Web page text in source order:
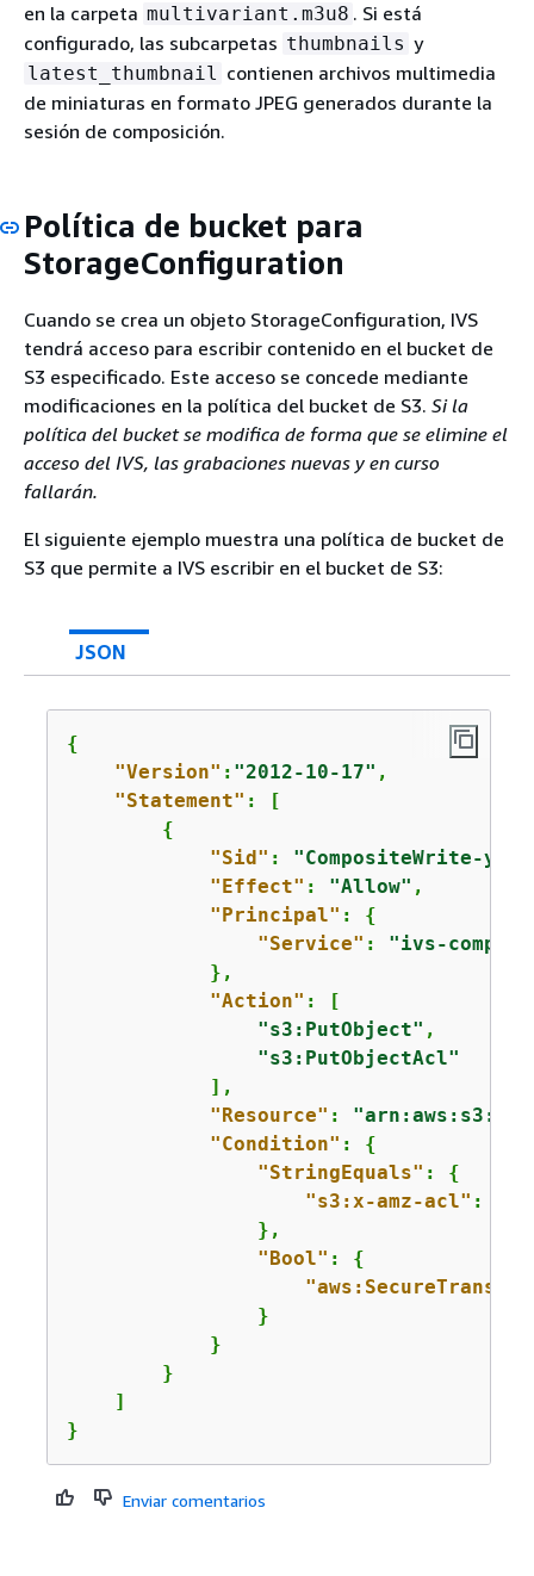
en la carpeta multivariant.m3u8 . Si está
configurado, las subcarpetas thumbnails y
latest_thumbnail contienen archivos multimedia
de miniaturas en formato JPEG generados durante la
sesión de composición.
Política de bucket para
StorageConfiguration
Cuando se crea un objeto StorageConfiguration, IVS
tendrá acceso para escribir contenido en el bucket de
S3 especificado. Este acceso se concede mediante
modificaciones en la política del bucket de S3. Si la
política del bucket se modifica de forma que se elimine el
acceso del IVS, las grabaciones nuevas y en curso
fallarán.
El siguiente ejemplo muestra una política de bucket de
S3 que permite a IVS escribir en el bucket de S3:
JSON
{
"Version" : "2012-10-17" ,
"Statement" : [
{
"Sid" : "CompositeWrite-
"Effect" : "Allow" ,
"Principal" : {
"Service" : "ivs-
            },
"Action" : [
"s3:PutObject" ,
"s3:PutObjectAcl"
            ],
"Resource" :
"Condition" : {
"StringEquals" : {
"s3:x-amz-acl" :
                },
"Bool" : {
                }
            }
        }
    ]
}
Enviar comentarios